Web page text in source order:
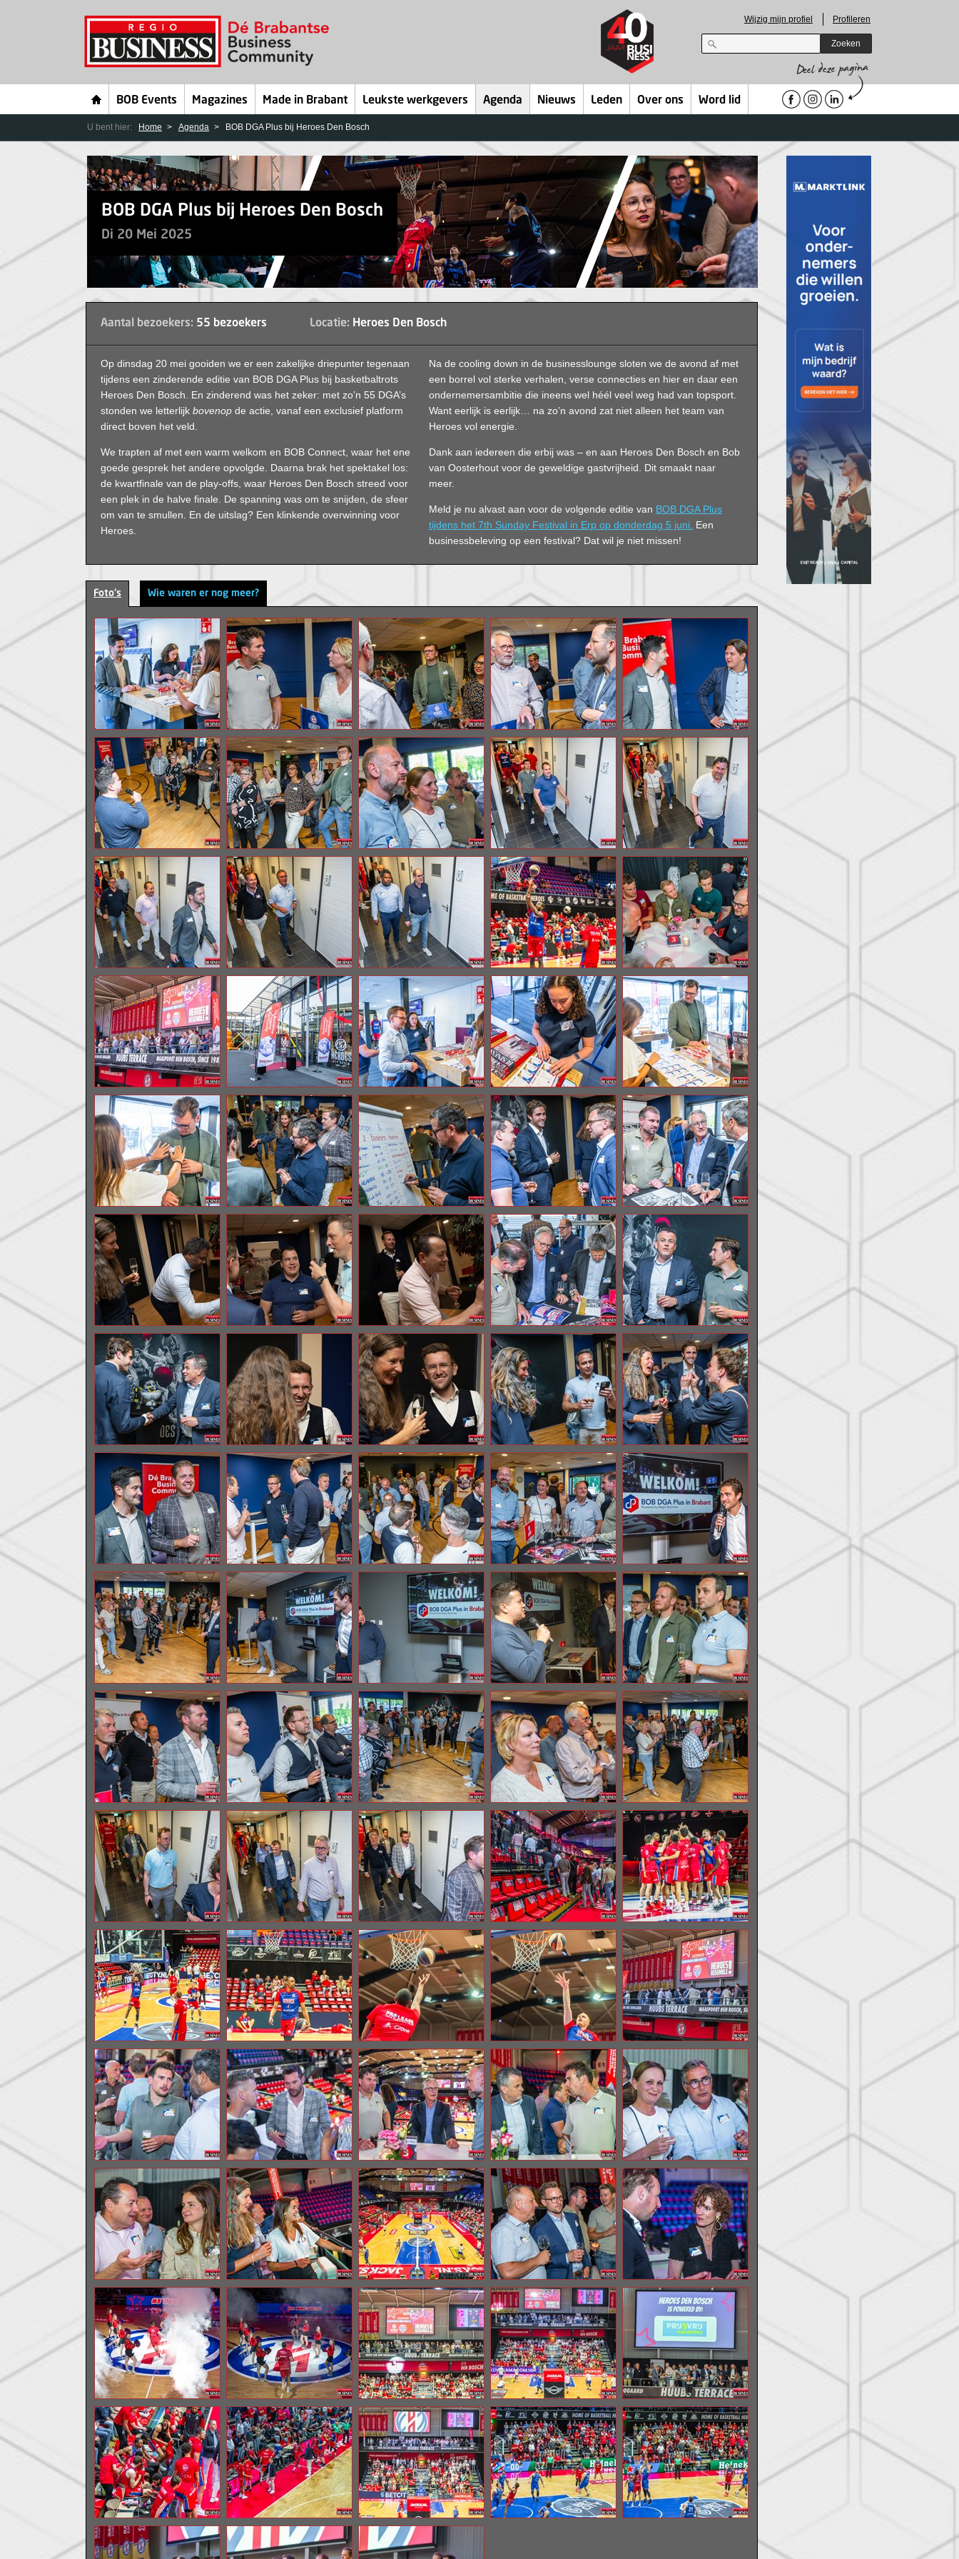
Wijzig mijn profiel Profileren
Zoeken
BOB Events Magazines Made in Brabant Leukste werkgevers Agenda Nieuws Leden Over ons Word lid
U bent hier: Home Agenda BOB DGA Plus bij Heroes Den Bosch
BOB DGA Plus bij Heroes Den Bosch
Di 20 Mei 2025
Aantal bezoekers: 55 bezoekers Locatie: Heroes Den Bosch
Op dinsdag 20 mei gooiden we er een zakelijke driepunter tegenaan
tijdens een zinderende editie van BOB DGA Plus bij basketbaltrots
Heroes Den Bosch. En zinderend was het zeker: met zo’n 55 DGA’s
stonden we letterlijk bovenop de actie, vanaf een exclusief platform
direct boven het veld.
We trapten af met een warm welkom en BOB Connect, waar het ene
goede gesprek het andere opvolgde. Daarna brak het spektakel los:
de kwartfinale van de play-offs, waar Heroes Den Bosch streed voor
een plek in de halve finale. De spanning was om te snijden, de sfeer
om van te smullen. En de uitslag? Een klinkende overwinning voor
Heroes.
Na de cooling down in de businesslounge sloten we de avond af met
een borrel vol sterke verhalen, verse connecties en hier en daar een
ondernemersambitie die ineens wel héél veel weg had van topsport.
Want eerlijk is eerlijk… na zo’n avond zat niet alleen het team van
Heroes vol energie.
Dank aan iedereen die erbij was – en aan Heroes Den Bosch en Bob
van Oosterhout voor de geweldige gastvrijheid. Dit smaakt naar
meer.
Meld je nu alvast aan voor de volgende editie van BOB DGA Plus
tijdens het 7th Sunday Festival in Erp op donderdag 5 juni. Een
businessbeleving op een festival? Dat wil je niet missen!
Foto's Wie waren er nog meer?